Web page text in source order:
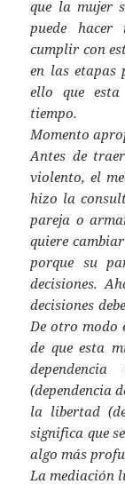
que la mujer
puede hacer
cumplir con
en las etapas
ello que
tiempo.
Momento
Antes de
violento, el
hizo la
pareja o
quiere
porque su
decisiones.
decisiones
De otro modo
de que esta
(dependencia
la libertad
significa que
algo más
La mediación